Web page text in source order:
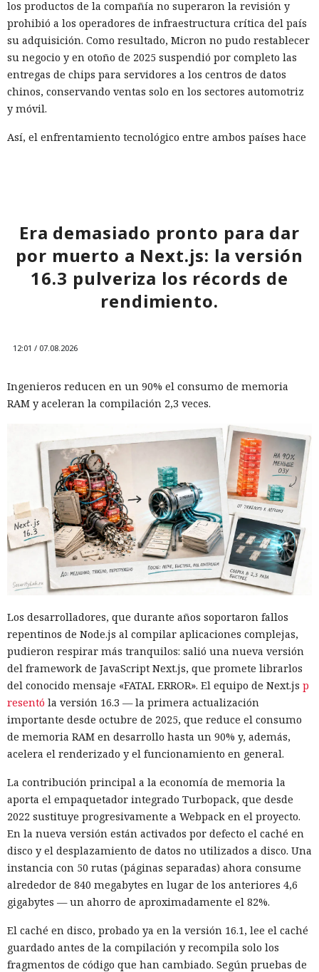
los productos de la compañía no superaron la revisión y
prohibió a los operadores de infraestructura crítica del país
su adquisición. Como resultado, Micron no pudo restablecer
su negocio y en otoño de 2025 suspendió por completo las
entregas de chips para servidores a los centros de datos
chinos, conservando ventas solo en los sectores automotriz
y móvil.
Así, el enfrentamiento tecnológico entre ambos países hace
no simplemente en participantes de la competencia de
mercado.
Era demasiado pronto para dar
por muerto a Next.js: la versión
16.3 pulveriza los récords de
rendimiento.
12:01 / 07.08.2026
Ingenieros reducen en un 90% el consumo de memoria
RAM y aceleran la compilación 2,3 veces.
Los desarrolladores, que durante años soportaron fallos
repentinos de Node.js al compilar aplicaciones complejas,
pudieron respirar más tranquilos: salió una nueva versión
del framework de JavaScript Next.js, que promete librarlos
del conocido mensaje «FATAL ERROR». El equipo de Next.js p
resentó la versión 16.3 — la primera actualización
importante desde octubre de 2025, que reduce el consumo
de memoria RAM en desarrollo hasta un 90% y, además,
acelera el renderizado y el funcionamiento en general.
La contribución principal a la economía de memoria la
aporta el empaquetador integrado Turbopack, que desde
2022 sustituye progresivamente a Webpack en el proyecto.
En la nueva versión están activados por defecto el caché en
disco y el desplazamiento de datos no utilizados a disco. Una
instancia con 50 rutas (páginas separadas) ahora consume
alrededor de 840 megabytes en lugar de los anteriores 4,6
gigabytes — un ahorro de aproximadamente el 82%.
El caché en disco, probado ya en la versión 16.1, lee el caché
guardado antes de la compilación y recompila solo los
fragmentos de código que han cambiado. Según pruebas de